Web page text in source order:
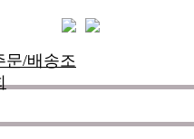
문/배송조